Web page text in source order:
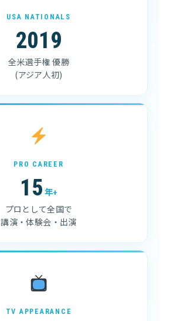
USA NATIONALS
2019
全米選手権 優勝
(アジア人初)
PRO CAREER
15 年+
プロとして全国で
講演・体験会・出演
TV APPEARANCE